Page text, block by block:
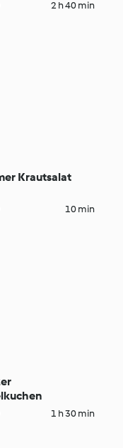
2 h 40 min
Krautsalat
10 min
1 h 30 min